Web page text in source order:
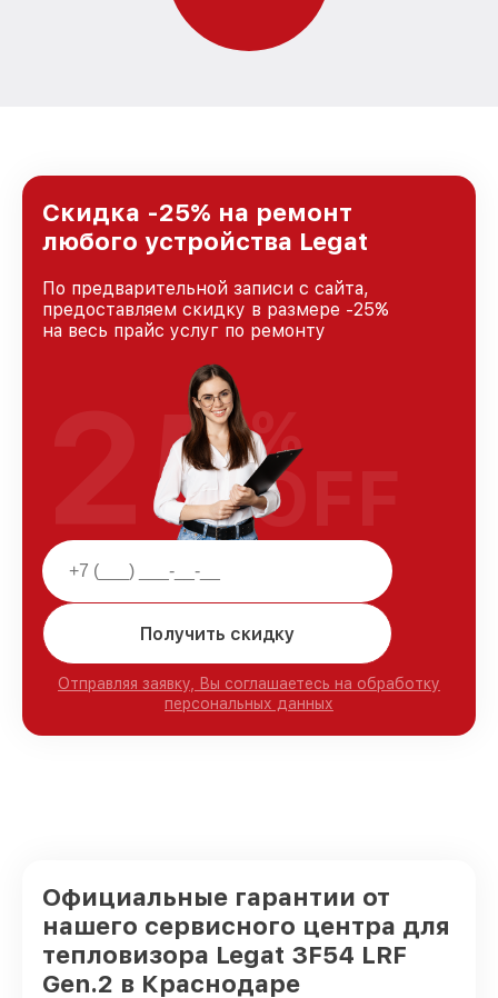
Скидка -25% на ремонт
любого устройства Legat
По предварительной записи с сайта,
предоставляем скидку в размере -25%
на весь прайс услуг по ремонту
Получить скидку
Отправляя заявку, Вы соглашаетесь на обработку
персональных данных
25%
OFF
Официальные гарантии от
нашего сервисного центра для
тепловизора Legat 3F54 LRF
Gen.2 в Краснодаре